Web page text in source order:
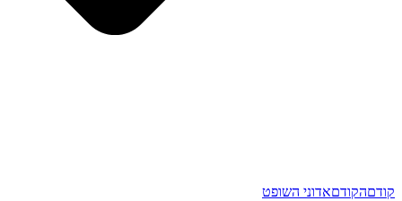
קודםהקודםאדוני השופט